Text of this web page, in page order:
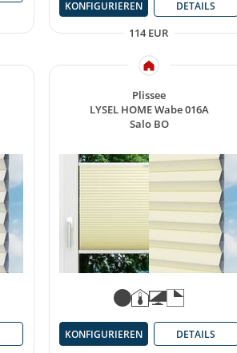
114 EUR
KONFIGURIEREN DETAILS
Plissee
LYSEL HOME Wabe 016A
Salo BO
KONFIGURIEREN DETAILS